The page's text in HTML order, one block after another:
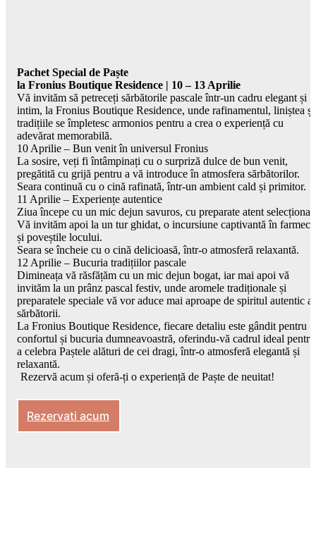
Pachet Special de Paște
la Fronius Boutique Residence | 10 – 13 Aprilie
Vă invităm să petreceți sărbătorile pascale într-un cadru elegant și
intim, la Fronius Boutique Residence, unde rafinamentul, liniștea și
tradițiile se împletesc armonios pentru a crea o experiență cu
adevărat memorabilă.
10 Aprilie – Bun venit în universul Fronius
La sosire, veți fi întâmpinați cu o surpriză dulce de bun venit,
pregătită cu grijă pentru a vă introduce în atmosfera sărbătorilor.
Seara continuă cu o cină rafinată, într-un ambient cald și primitor.
11 Aprilie – Experiențe autentice
Ziua începe cu un mic dejun savuros, cu preparate atent
Vă invităm apoi la un tur ghidat, o incursiune captivantă în
și poveștile locului.
Seara se încheie cu o cină delicioasă, într-o atmosferă relaxantă.
12 Aprilie – Bucuria tradițiilor pascale
Dimineața vă răsfățăm cu un mic dejun bogat, iar mai apoi vă
invităm la un prânz pascal festiv, unde aromele tradiționale și
preparatele speciale vă vor aduce mai aproape de spiritul autentic al
sărbătorii.
La Fronius Boutique Residence, fiecare detaliu este gândit pentru
confortul și bucuria dumneavoastră, oferindu-vă cadrul ideal pentru
a celebra Paștele alături de cei dragi, într-o atmosferă elegantă și
relaxantă.
Rezervă acum și oferă-ți o experiență de Paște de neuitat!
Rezervati acum